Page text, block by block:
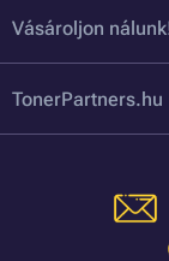
Vásároljon
TonerPartners.hu